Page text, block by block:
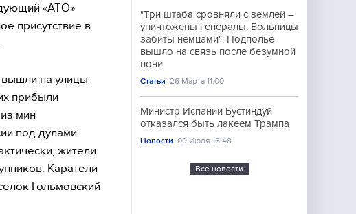
«АТО»
присутствие в
вышли на улицы
прибыли
мин
под дулами
жители
Каратели
Гольмовский
"Три штаба сровняли с землёй –
уничтожены генералы. Больницы
забиты немцами": Подполье
вышло на связь после безумной
ночи
Статьи 26 Марта 11:00
Министр Испании Бустиндуй
отказался быть лакеем Трампа
Новости 09 Июля 16:48
Все новости